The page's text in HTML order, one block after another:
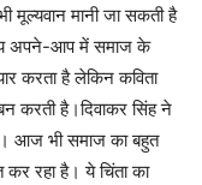
मूल्यवान मानी जा सकती है
अपने-आप में समाज के
करता है लेकिन कविता
करती है।दिवाकर सिंह ने
आज भी समाज का बहुत
कर रहा है। ये चिंता का